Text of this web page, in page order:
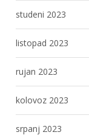
studeni 2023
listopad 2023
rujan 2023
kolovoz 2023
srpanj 2023